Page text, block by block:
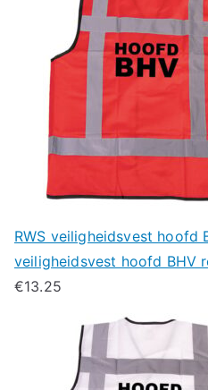
RWS veiligheidsvest hoofd
veiligheidsvest hoofd BHV
€13.25